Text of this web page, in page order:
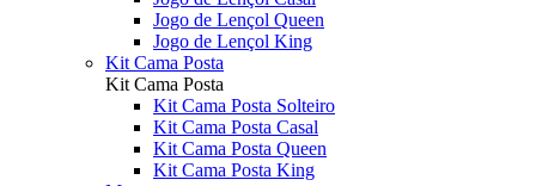
Jogo de Lençol Queen
Jogo de Lençol King
Kit Cama Posta
Kit Cama Posta
Kit Cama Posta Solteiro
Kit Cama Posta Casal
Kit Cama Posta Queen
Kit Cama Posta King